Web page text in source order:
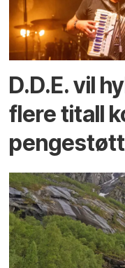
D.D.E. vil
flere titall